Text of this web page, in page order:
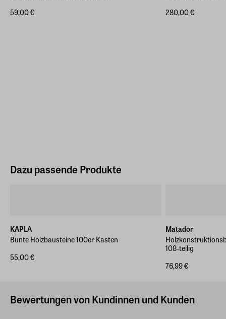
59,00 €
280,00 €
Dazu passende Produkte
KAPLA
Bunte Holzbausteine 100er Kasten
55,00 €
Matador
108-teilig
76,99 €
Bewertungen von Kundinnen und Kunden